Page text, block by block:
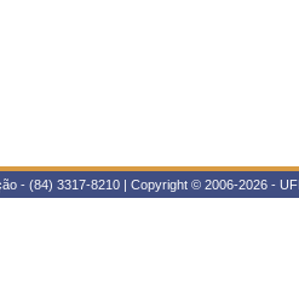
- (84) 3317-8210 | Copyright © 2006-2026 -